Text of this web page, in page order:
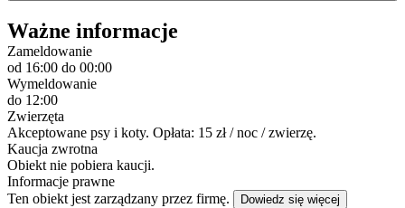
Ważne informacje
Zameldowanie
od 16:00 do 00:00
Wymeldowanie
do 12:00
Zwierzęta
Akceptowane psy i koty. Opłata: 15 zł / noc / zwierzę.
Kaucja zwrotna
Obiekt nie pobiera kaucji.
Informacje prawne
Ten obiekt jest zarządzany przez firmę.
Dowiedz się więcej